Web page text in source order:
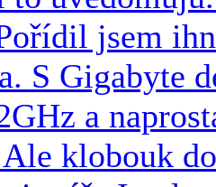
jsem
S Gigabyte
a
klobouk